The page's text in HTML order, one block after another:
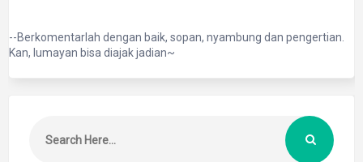
--Berkomentarlah dengan baik, sopan, nyambung dan pengertian.
Kan, lumayan bisa diajak jadian~